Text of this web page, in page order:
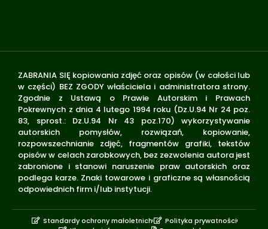
ZABRANIA SIĘ kopiowania zdjęć oraz opisów (w całości lub
w części) BEZ ZGODY właściciela i administratora strony.
Zgodnie z Ustawą o Prawie Autorskim i Prawach
Pokrewnych z dnia 4 lutego 1994 roku (Dz.U.94 Nr 24 poz.
83, sprost.: Dz.U.94 Nr 43 poz.170) wykorzystywanie
autorskich pomysłów, rozwiązań, kopiowanie,
rozpowszechnianie zdjęć, fragmentów grafiki, tekstów
opisów w celach zarobkowych, bez zezwolenia autora jest
zabronione i stanowi naruszenie praw autorskich oraz
podlega karze. Znaki towarowe i graficzne są własnością
odpowiednich firm i/lub instytucji.
Standardy ochrony małoletnich
Polityka prywatności